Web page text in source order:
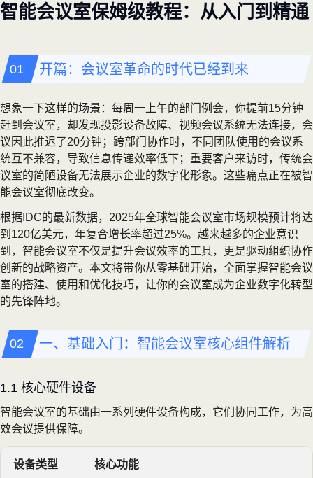
智能会议室保姆级教程：从入门到精通
开篇：会议室革命的时代已经到来
想象一下这样的场景：每周一上午的部门例会，你提前15分钟
赶到会议室，却发现投影设备故障、视频会议系统无法连接，会
议因此推迟了20分钟；跨部门协作时，不同团队使用的会议系
统互不兼容，导致信息传递效率低下；重要客户来访时，传统会
议室的简陋设备无法展示企业的数字化形象。这些痛点正在被智
能会议室彻底改变。
根据IDC的最新数据，2025年全球智能会议室市场规模预计将达
到120亿美元，年复合增长率超过25%。越来越多的企业意识
到，智能会议室不仅是提升会议效率的工具，更是驱动组织协作
创新的战略资产。本文将带你从零基础开始，全面掌握智能会议
室的搭建、使用和优化技巧，让你的会议室成为企业数字化转型
的先锋阵地。
一、基础入门：智能会议室核心组件解析
1.1 核心硬件设备
智能会议室的基础由一系列硬件设备构成，它们协同工作，为高
效会议提供保障。
设备类型 核心功能